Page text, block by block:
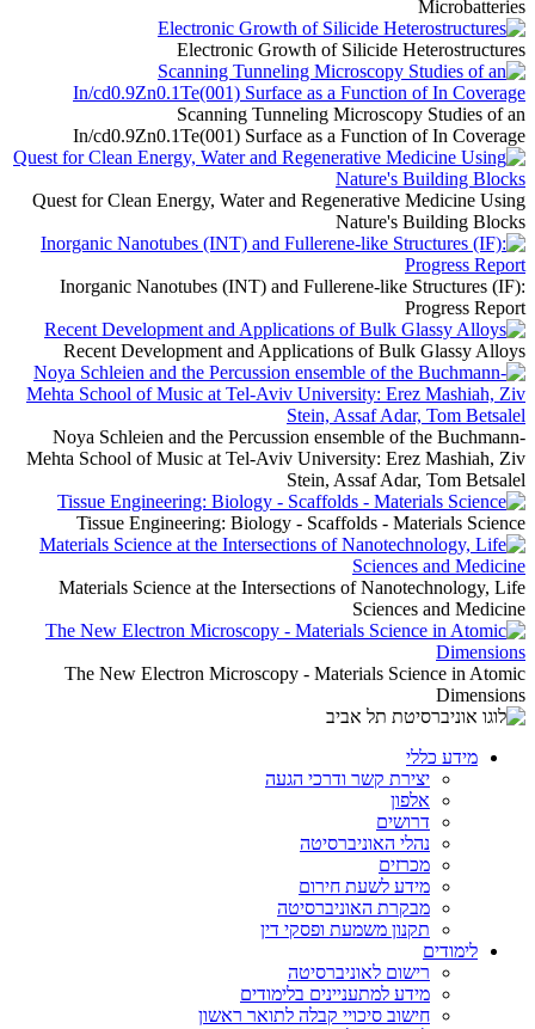
Microbatteries
Electronic Growth of Silicide Heterostructures
Scanning Tunneling Microscopy Studies of an
In/cd0.9Zn0.1Te(001) Surface as a Function of In Coverage
Quest for Clean Energy, Water and Regenerative Medicine Using
Nature's Building Blocks
Inorganic Nanotubes (INT) and Fullerene-like Structures (IF):
Progress Report
Recent Development and Applications of Bulk Glassy Alloys
Noya Schleien and the Percussion ensemble of the Buchmann-
Mehta School of Music at Tel-Aviv University: Erez Mashiah, Ziv
Stein, Assaf Adar, Tom Betsalel
Tissue Engineering: Biology - Scaffolds - Materials Science
Materials Science at the Intersections of Nanotechnology, Life
Sciences and Medicine
The New Electron Microscopy - Materials Science in Atomic
Dimensions
מידע כללי
יצירת קשר ודרכי הגעה
אלפון
דרושים
נהלי האוניברסיטה
מכרזים
מידע לשעת חירום
מבקרת האוניברסיטה
תקנון משמעת ופסקי דין
לימודים
רישום לאוניברסיטה
מידע למתעניינים בלימודים
חישוב סיכויי קבלה לתואר ראשון